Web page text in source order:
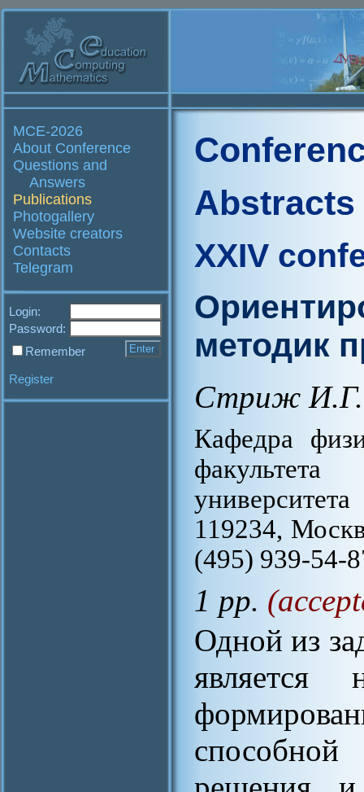
MCE-2026
About Conference
Questions and
Answers
Publications
Photogallery
Website creators
Contacts
Telegram
Login:
Password:
Remember
Register
Abstracts
XXIV
методик
Стриж И.Г.
Кафедра
факультета
119234,
(495) 939-54-
1 pp.
Одной из
способной